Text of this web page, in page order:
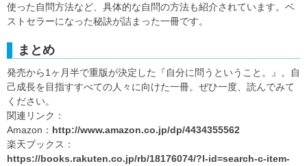
使った自問方法など、具体的な自問の方法も紹介されています。ベ
ストセラーになった秘訣が詰まった一冊です。
まとめ
発売から1ヶ月半で重版が決定した『自分に問うということ。』。自
己成長を目指すすべての人々に向けた一冊。ぜひ一度、読んでみて
ください。
関連リンク：
Amazon： http://www.amazon.co.jp/dp/4434355562
楽天ブックス：
https://books.rakuten.co.jp/rb/18176074/?l-id=search-c-item-